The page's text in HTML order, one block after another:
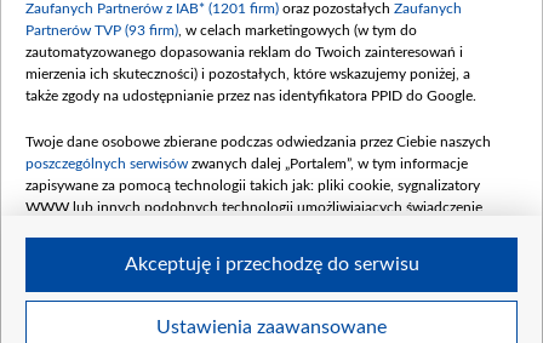
Zaufanych Partnerów z IAB* (1201 firm) oraz pozostałych Zaufanych
Partnerów TVP (93 firm) , w celach marketingowych (w tym do
zautomatyzowanego dopasowania reklam do Twoich zainteresowań i
mierzenia ich skuteczności) i pozostałych, które wskazujemy poniżej, a
także zgody na udostępnianie przez nas identyfikatora PPID do Google.
Twoje dane osobowe zbierane podczas odwiedzania przez Ciebie naszych
poszczególnych serwisów zwanych dalej „Portalem”, w tym informacje
zapisywane za pomocą technologii takich jak: pliki cookie, sygnalizatory
WWW lub innych podobnych technologii umożliwiających świadczenie
Twoje dane osobowe zbierane podczas odwiedzania przez Ciebie
Ustawienia zaawansowane
Akceptuję i przechodzę do serwisu